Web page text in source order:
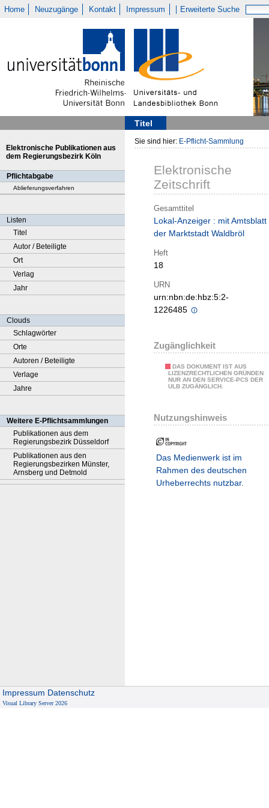
Home Neuzugänge Kontakt Impressum Erweiterte Suche
Titel
Elektronische Publikationen aus
dem Regierungsbezirk Köln
Pflichtabgabe
Ablieferungsverfahren
Listen
Titel
Autor / Beteiligte
Ort
Verlag
Jahr
Clouds
Schlagwörter
Orte
Autoren / Beteiligte
Verlage
Jahre
Weitere E-Pflichtsammlungen
Publikationen aus dem
Regierungsbezirk Düsseldorf
Publikationen aus den
Regierungsbezirken Münster,
Arnsberg und Detmold
Sie sind hier: E-Pflicht-Sammlung
Elektronische
Zeitschrift
Gesamttitel
Lokal-Anzeiger : mit Amtsblatt
der Marktstadt Waldbröl
Heft
18
URN
urn:nbn:de:hbz:5:2-
1226485
Zugänglichkeit
DAS DOKUMENT IST AUS
LIZENZRECHTLICHEN GRÜNDEN
NUR AN DEN SERVICE-PCS DER
ULB ZUGÄNGLICH.
Nutzungshinweis
Das Medienwerk ist im
Rahmen des deutschen
Urheberrechts nutzbar.
Impressum Datenschutz
Visual Library Server 2026